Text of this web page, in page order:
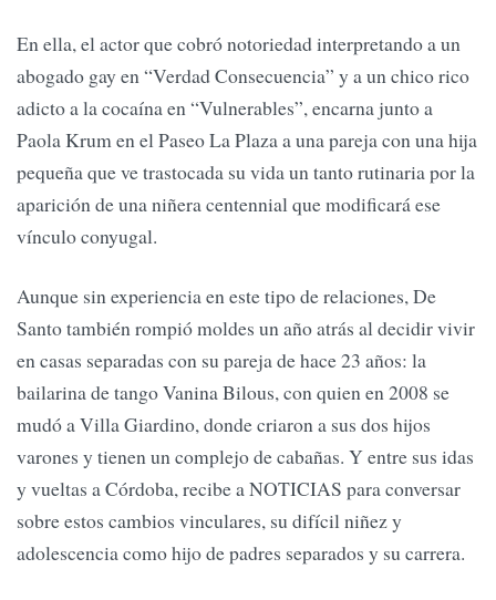
En ella, el actor que cobró notoriedad interpretando a un
abogado gay en “Verdad Consecuencia” y a un chico rico
adicto a la cocaína en “Vulnerables”, encarna junto a
Paola Krum en el Paseo La Plaza a una pareja con una hija
pequeña que ve trastocada su vida un tanto rutinaria por la
aparición de una niñera centennial que modificará ese
vínculo conyugal.
Aunque sin experiencia en este tipo de relaciones, De
Santo también rompió moldes un año atrás al decidir vivir
en casas separadas con su pareja de hace 23 años: la
bailarina de tango Vanina Bilous, con quien en 2008 se
mudó a Villa Giardino, donde criaron a sus dos hijos
varones y tienen un complejo de cabañas. Y entre sus idas
y vueltas a Córdoba, recibe a NOTICIAS para conversar
sobre estos cambios vinculares, su difícil niñez y
adolescencia como hijo de padres separados y su carrera.